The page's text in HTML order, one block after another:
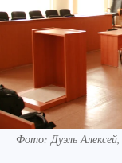
Фото: Дуэль